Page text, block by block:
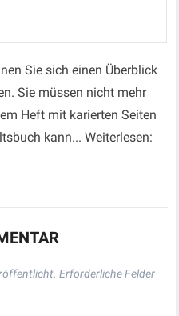
Sie sich einen Über­blick
Sie müssen nicht mehr
Heft mit karierten Seiten
kann... Weiterlesen:
Erforderliche Felder